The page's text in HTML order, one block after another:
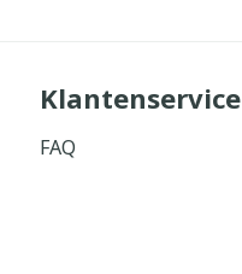
Klantenservice
FAQ